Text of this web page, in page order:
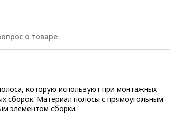
о товаре
которую используют при монтажных
сборок. Материал полосы с прямоугольным
элементом сборки.